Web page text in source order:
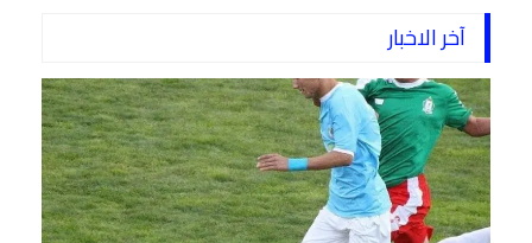
آخر الاخبار